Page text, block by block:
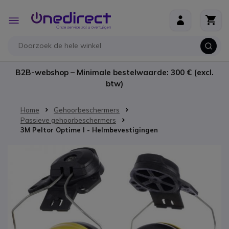
Toggle
Nav
B2B-webshop – Minimale bestelwaarde: 300 € (excl.
btw)
Home
Gehoorbeschermers
Passieve gehoorbeschermers
3M Peltor Optime I - Helmbevestigingen
Ga naar het einde van de afbeeldingen-gallerij